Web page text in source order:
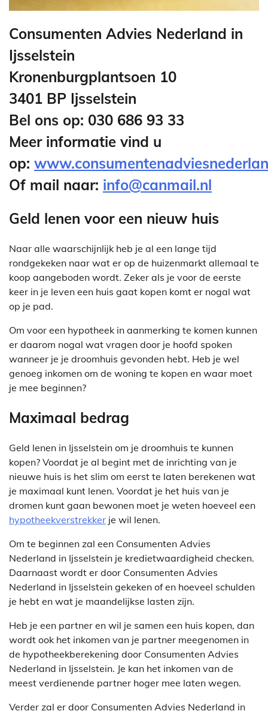
Consumenten Advies Nederland in
Ijsselstein
Kronenburgplantsoen 10
3401 BP Ijsselstein
Bel ons op: 030 686 93 33
Meer informatie vind u
op:
Of mail naar: info@canmail.nl
Geld lenen voor een nieuw huis
Naar alle waarschijnlijk heb je al een lange tijd
rondgekeken naar wat er op de huizenmarkt allemaal te
koop aangeboden wordt. Zeker als je voor de eerste
keer in je leven een huis gaat kopen komt er nogal wat
op je pad.
Om voor een hypotheek in aanmerking te komen kunnen
er daarom nogal wat vragen door je hoofd spoken
wanneer je je droomhuis gevonden hebt. Heb je wel
genoeg inkomen om de woning te kopen en waar moet
je mee beginnen?
Maximaal bedrag
Geld lenen in Ijsselstein om je droomhuis te kunnen
kopen? Voordat je al begint met de inrichting van je
nieuwe huis is het slim om eerst te laten berekenen wat
je maximaal kunt lenen. Voordat je het huis van je
dromen kunt gaan bewonen moet je weten hoeveel een
hypotheekverstrekker je wil lenen.
Om te beginnen zal een Consumenten Advies
Nederland in Ijsselstein je kredietwaardigheid checken.
Daarnaast wordt er door Consumenten Advies
Nederland in Ijsselstein gekeken of en hoeveel schulden
je hebt en wat je maandelijkse lasten zijn.
Heb je een partner en wil je samen een huis kopen, dan
wordt ook het inkomen van je partner meegenomen in
de hypotheekberekening door Consumenten Advies
Nederland in Ijsselstein. Je kan het inkomen van de
meest verdienende partner hoger mee laten wegen.
Verder zal er door Consumenten Advies Nederland in